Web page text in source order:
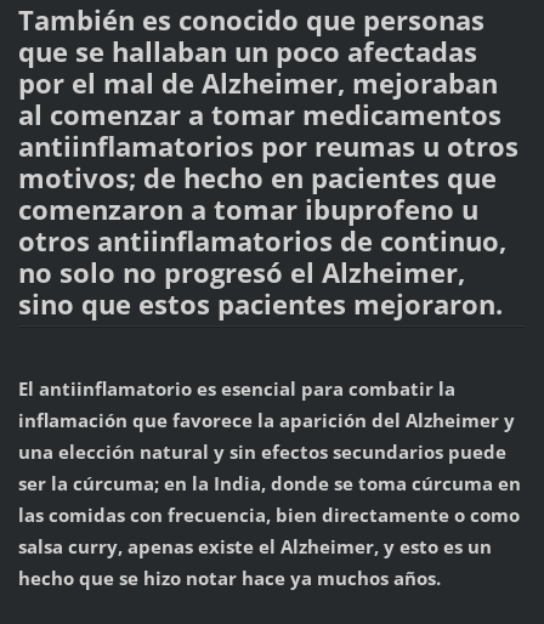
También es conocido que personas
que se hallaban un poco afectadas
por el mal de Alzheimer, mejoraban
al comenzar a tomar medicamentos
antiinflamatorios por reumas u otros
motivos; de hecho en pacientes que
comenzaron a tomar ibuprofeno u
otros antiinflamatorios de continuo,
no solo no progresó el Alzheimer,
sino que estos pacientes mejoraron.
El antiinflamatorio es esencial para combatir la
inflamación que favorece la aparición del Alzheimer y
una elección natural y sin efectos secundarios puede
ser la cúrcuma; en la India, donde se toma cúrcuma en
las comidas con frecuencia, bien directamente o como
salsa curry, apenas existe el Alzheimer, y esto es un
hecho que se hizo notar hace ya muchos años.